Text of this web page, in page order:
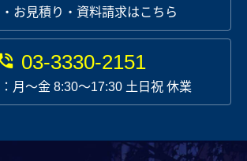
お見積り・資料請求はこちら
03-3330-2151
月〜金 8:30～17:30 土日祝 休業